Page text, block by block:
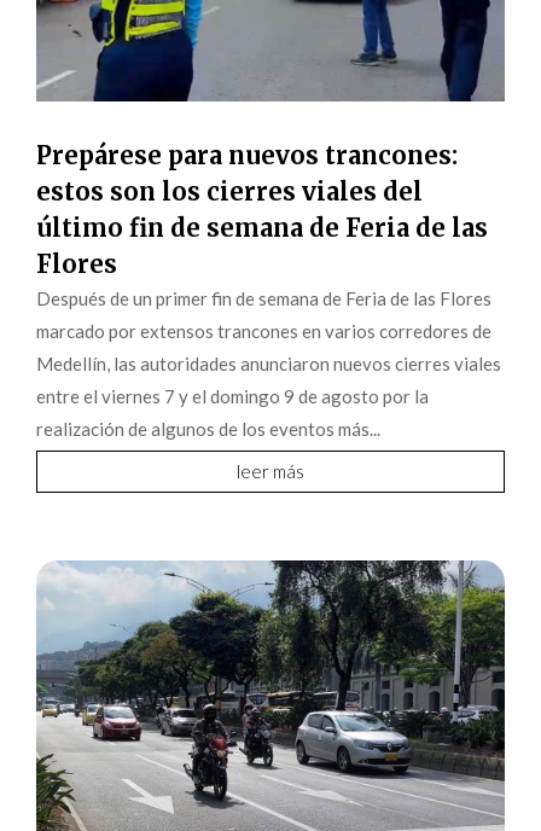
Prepárese para nuevos trancones:
estos son los cierres viales del
último fin de semana de Feria de las
Flores
Después de un primer fin de semana de Feria de las Flores
marcado por extensos trancones en varios corredores de
Medellín, las autoridades anunciaron nuevos cierres viales
entre el viernes 7 y el domingo 9 de agosto por la
realización de algunos de los eventos más...
leer más